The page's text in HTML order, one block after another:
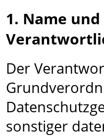
1. Name
Der
sonstiger